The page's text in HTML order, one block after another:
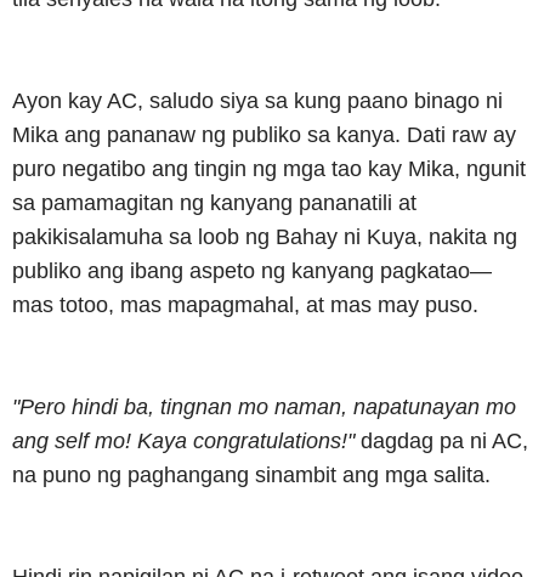
Ayon kay AC, saludo siya sa kung paano binago ni
Mika ang pananaw ng publiko sa kanya. Dati raw ay
puro negatibo ang tingin ng mga tao kay Mika, ngunit
sa pamamagitan ng kanyang pananatili at
pakikisalamuha sa loob ng Bahay ni Kuya, nakita ng
publiko ang ibang aspeto ng kanyang pagkatao—
mas totoo, mas mapagmahal, at mas may puso.
"Pero hindi ba, tingnan mo naman, napatunayan mo
ang self mo! Kaya congratulations!"dagdag pa ni AC,
na puno ng paghangang sinambit ang mga salita.